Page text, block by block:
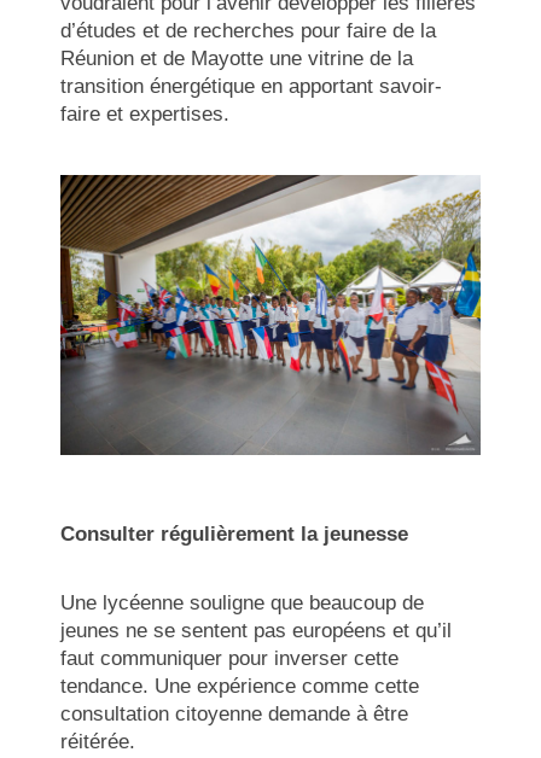
d’études et de recherches pour faire de la
Réunion et de Mayotte une vitrine de la
transition énergétique en apportant savoir-
faire et expertises.
Consulter régulièrement la jeunesse
Une lycéenne souligne que beaucoup de
jeunes ne se sentent pas européens et qu’il
faut communiquer pour inverser cette
tendance. Une expérience comme cette
consultation citoyenne demande à être
réitérée.